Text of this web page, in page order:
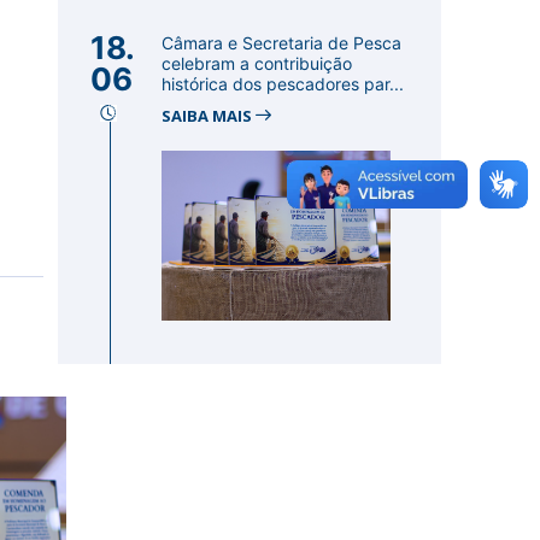
18.
06
Câmara e Secretaria de Pesca
celebram a contribuição
histórica dos pescadores par...
SAIBA MAIS